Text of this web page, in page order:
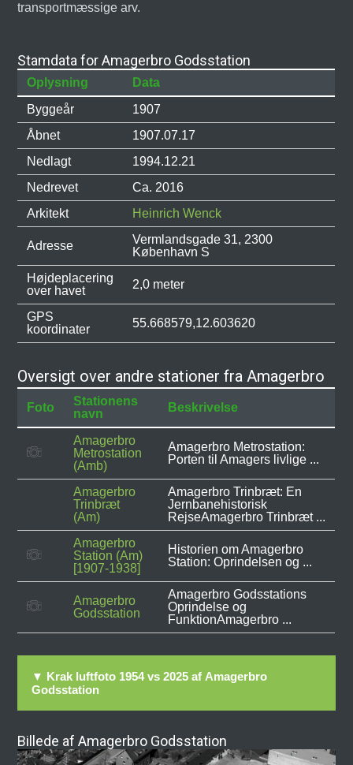
transportmæssige arv.
Stamdata for Amagerbro Godsstation
Oplysning
Data
Byggeår
1907
Åbnet
1907.07.17
Nedlagt
1994.12.21
Nedrevet
Ca. 2016
Arkitekt
Heinrich Wenck
Adresse
Vermlandsgade 31, 2300
København S
Højdeplacering
over havet
2,0 meter
GPS
koordinater
55.668579,12.603620
Oversigt over andre stationer fra Amagerbro
Foto
Stationens
navn
Beskrivelse
Amagerbro
Metrostation
(Amb)
Amagerbro Metrostation:
Porten til Amagers livlige ...
Amagerbro
Trinbræt
(Am)
Amagerbro Trinbræt: En
Jernbanehistorisk
RejseAmagerbro Trinbræt ...
Amagerbro
Station (Am)
[1907-1938]
Historien om Amagerbro
Station: Oprindelsen og ...
Amagerbro
Godsstation
Amagerbro Godsstations
Oprindelse og
FunktionAmagerbro ...
▼ Krak luftfoto 1954 vs 2025 af Amagerbro
Godsstation
Billede af Amagerbro Godsstation